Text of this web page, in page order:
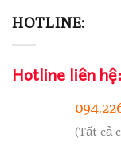
HOTLINE:
Hotline liên hệ:
(Tất cả